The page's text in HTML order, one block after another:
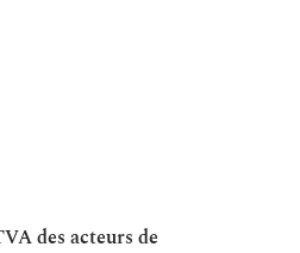
des acteurs de